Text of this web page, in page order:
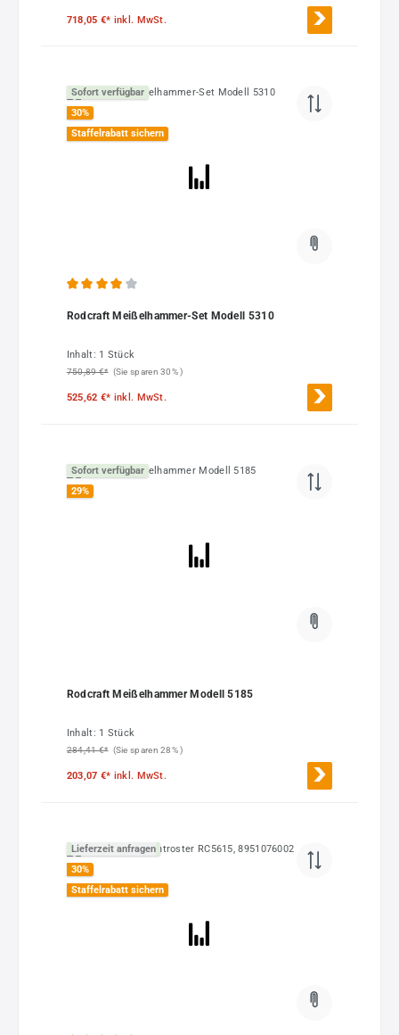
718,05 €* inkl. MwSt.
Sofort verfügbar
30%
Staffelrabatt sichern
Rodcraft Meißelhammer-Set Modell 5310
Inhalt: 1 Stück
750,89 €* (Sie sparen 30% )
525,62 €* inkl. MwSt.
Sofort verfügbar
29%
Rodcraft Meißelhammer Modell 5185
Inhalt: 1 Stück
284,41 €* (Sie sparen 28% )
203,07 €* inkl. MwSt.
Lieferzeit anfragen
30%
Staffelrabatt sichern